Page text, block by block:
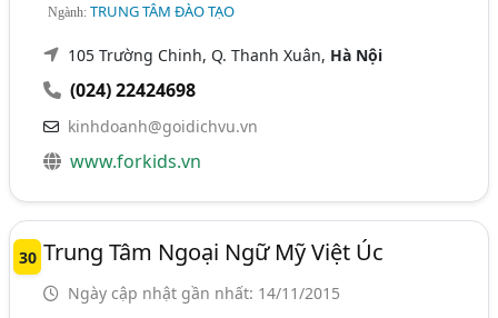
Ngành:TRUNG TÂM ĐÀO TẠO
105 Trường Chinh, Q. Thanh Xuân, Hà Nội
(024) 22424698
kinhdoanh@goidichvu.vn
www.forkids.vn
30 Trung Tâm Ngoại Ngữ Mỹ Việt Úc
Ngày cập nhật gần nhất: 14/11/2015